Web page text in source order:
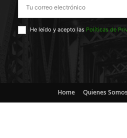
He leído y acepto las Políticas de
Home Quienes Somos